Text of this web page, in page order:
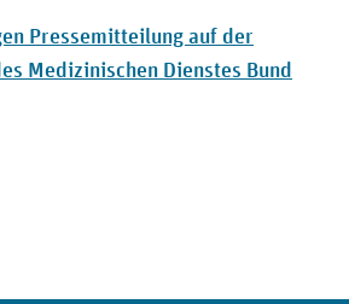
Pressemitteilung auf der
Medizinischen Dienstes Bund